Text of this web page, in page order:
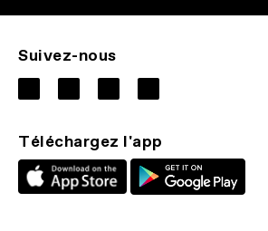
Suivez-nous
Téléchargez l'app